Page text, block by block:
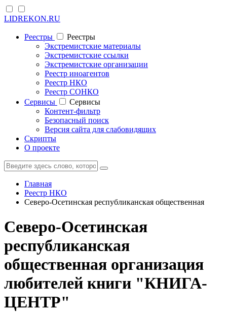
LIDREKON.RU
Реестры
Реестры
Экстремистские материалы
Экстремистские ссылки
Экстремистские организации
Реестр иноагентов
Реестр НКО
Реестр СОНКО
Cервисы
Cервисы
Контент-фильтр
Безопасный поиск
Версия сайта для слабовидящих
Скрипты
О проекте
Главная
Реестр НКО
Северо-Осетинская республиканская общественная
Северо-Осетинская
республиканская
общественная организация
любителей книги "КНИГА-
ЦЕНТР"